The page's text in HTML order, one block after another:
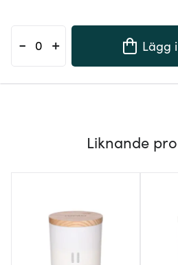
- + Lägg
Liknande